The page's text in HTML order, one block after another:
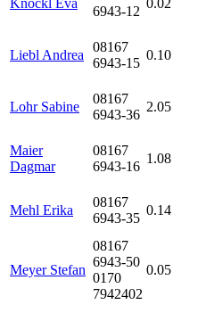
Knöckl Eva
6943-12
0.02
Liebl Andrea
08167
6943-15
0.10
Lohr Sabine
08167
6943-36
2.05
Maier
Dagmar
08167
6943-16
1.08
Mehl Erika
08167
6943-35
0.14
Meyer Stefan
08167
6943-50
0170
7942402
0.05